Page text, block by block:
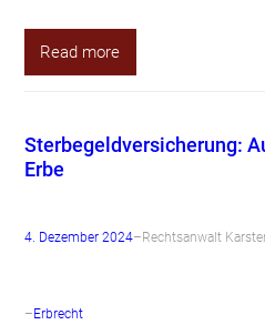
Read more
Sterbegeldversicherung:
Erbe
4. Dezember 2024– Rechtsanwalt
–Erbrecht